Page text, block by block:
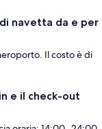
navetta da e per
Il costo è di
e il check-out